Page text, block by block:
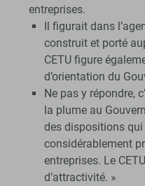
entreprises.
Il figurait dans
construit et porté
CETU figure
d’orientation du
Ne pas y répondre,
la plume au
des dispositions qui
considérablement
entreprises. Le
d’attractivité. »